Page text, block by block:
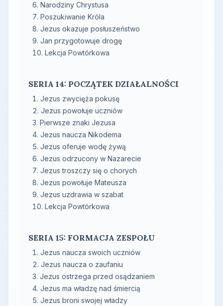
Narodziny Chrystusa
Poszukiwanie Króla
Jezus okazuje posłuszeństwo
Jan przygotowuje drogę
Lekcja Powtórkowa
SERIA 14: POCZĄTEK DZIAŁALNOŚCI
Jezus zwycięża pokusę
Jezus powołuje uczniów
Pierwsze znaki Jezusa
Jezus naucza Nikodema
Jezus oferuje wodę żywą
Jezus odrzucony w Nazarecie
Jezus troszczy się o chorych
Jezus powołuje Mateusza
Jezus uzdrawia w szabat
Lekcja Powtórkowa
SERIA 15: FORMACJA ZESPOŁU
Jezus naucza swoich uczniów
Jezus naucza o zaufaniu
Jezus ostrzega przed osądzaniem
Jezus ma władzę nad śmiercią
Jezus broni swojej władzy